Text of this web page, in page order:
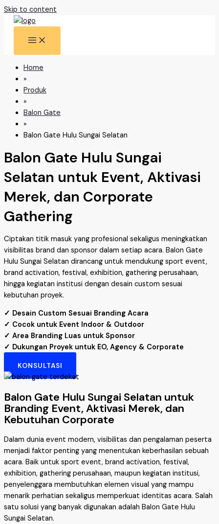
Skip to content
Home
»
Produk
»
Balon Gate
»
Balon Gate Hulu Sungai Selatan
Balon Gate Hulu Sungai
Selatan untuk Event, Aktivasi
Merek, dan Corporate
Gathering
Ciptakan titik masuk yang profesional sekaligus meningkatkan
visibilitas brand dan sponsor dalam setiap acara. Balon Gate
Hulu Sungai Selatan dirancang untuk mendukung sport event,
brand activation, festival, exhibition, gathering perusahaan,
hingga kegiatan institusi dengan desain custom sesuai
kebutuhan proyek.
✓ Desain Custom Sesuai Branding Acara
✓ Cocok untuk Event Indoor & Outdoor
✓ Area Branding Luas untuk Sponsor
✓ Dukungan Proyek untuk EO, Agency & Corporate
KONSULTASI
Balon Gate Hulu Sungai Selatan untuk
Branding Event, Aktivasi Merek, dan
Kebutuhan Corporate
Dalam dunia event modern, visibilitas dan pengalaman peserta
menjadi faktor penting yang menentukan keberhasilan sebuah
acara. Baik untuk sport event, brand activation, festival,
exhibition, gathering perusahaan, maupun kegiatan institusi,
penyelenggara membutuhkan elemen visual yang mampu
menarik perhatian sekaligus memperkuat identitas acara. Salah
satu solusi yang banyak digunakan adalah Balon Gate Hulu
Sungai Selatan.